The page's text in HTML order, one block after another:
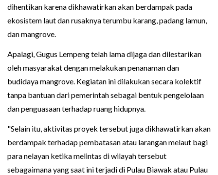
dihentikan karena dikhawatirkan akan berdampak pada
ekosistem laut dan rusaknya terumbu karang, padang lamun,
dan mangrove.
Apalagi, Gugus Lempeng telah lama dijaga dan dilestarikan
oleh masyarakat dengan melakukan penanaman dan
budidaya mangrove. Kegiatan ini dilakukan secara kolektif
tanpa bantuan dari pemerintah sebagai bentuk pengelolaan
dan penguasaan terhadap ruang hidupnya.
"Selain itu, aktivitas proyek tersebut juga dikhawatirkan akan
berdampak terhadap pembatasan atau larangan melaut bagi
para nelayan ketika melintas di wilayah tersebut
sebagaimana yang saat ini terjadi di Pulau Biawak atau Pulau